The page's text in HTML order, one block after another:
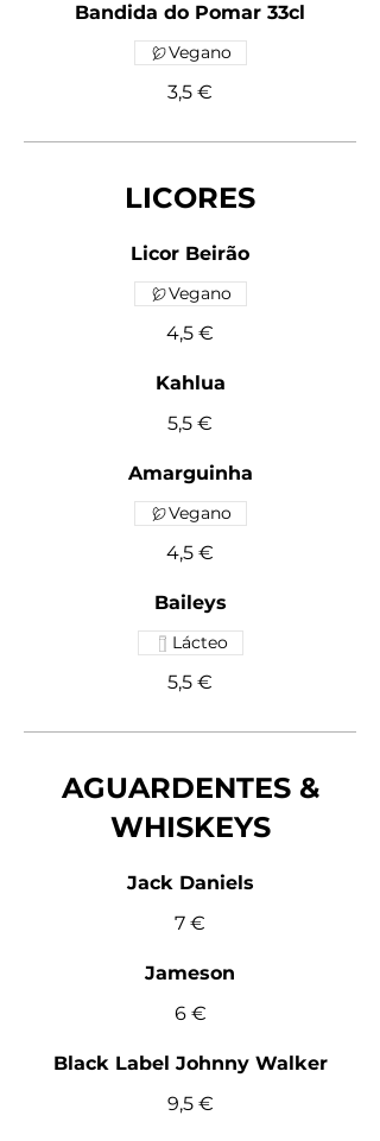
Bandida do Pomar 33cl
3,5 €
Vegano
LICORES
Licor Beirão
4,5 €
Vegano
Kahlua
5,5 €
Amarguinha
4,5 €
Vegano
Baileys
5,5 €
Lácteo
AGUARDENTES &
WHISKEYS
Jack Daniels
7 €
Jameson
6 €
Black Label Johnny Walker
9,5 €